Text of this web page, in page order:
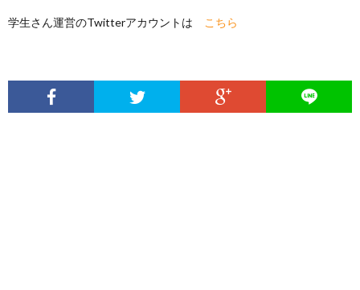
学生さん運営のTwitterアカウントは こちら